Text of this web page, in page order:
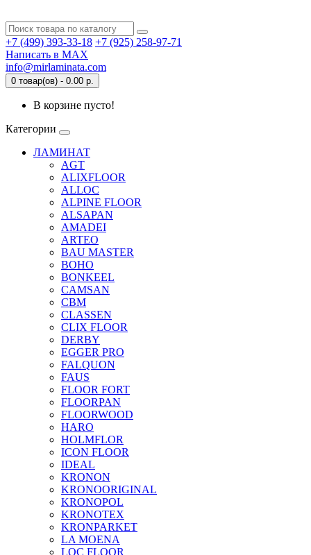
+7 (499) 393-33-18 +7 (925) 258-97-71
Написать в MAX
info@mirlaminata.com
0 товар(ов) - 0.00 р.
В корзине пусто!
Категории
ЛАМИНАТ
AGT
ALIXFLOOR
ALLOC
ALPINE FLOOR
ALSAPAN
AMADEI
ARTEO
BAU MASTER
BOHO
BONKEEL
CAMSAN
CBM
CLASSEN
CLIX FLOOR
DERBY
EGGER PRO
FALQUON
FAUS
FLOOR FORT
FLOORPAN
FLOORWOOD
HARO
HOLMFLOR
ICON FLOOR
IDEAL
KRONON
KRONOORIGINAL
KRONOPOL
KRONOTEX
KRONPARKET
LA MOENA
LOC FLOOR